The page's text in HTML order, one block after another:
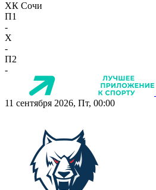
ХК Сочи
П1
-
X
-
П2
-
11 сентября 2026, Пт, 00:00